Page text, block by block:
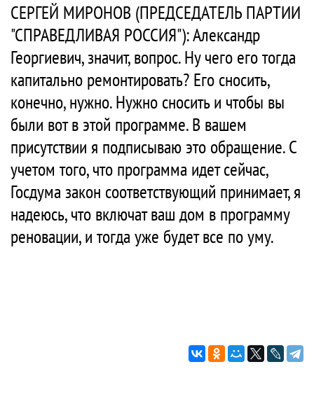
СЕРГЕЙ МИРОНОВ (ПРЕДСЕДАТЕЛЬ ПАРТИИ
"СПРАВЕДЛИВАЯ РОССИЯ"): Александр
Георгиевич, значит, вопрос. Ну чего его тогда
капитально ремонтировать? Его сносить,
конечно, нужно. Нужно сносить и чтобы вы
были вот в этой программе. В вашем
присутствии я подписываю это обращение. С
учетом того, что программа идет сейчас,
Госдума закон соответствующий принимает, я
надеюсь, что включат ваш дом в программу
реновации, и тогда уже будет все по уму.